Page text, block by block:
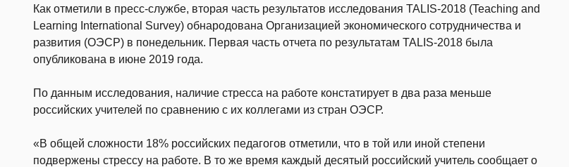
Как отметили в пресс-службе, вторая часть результатов исследования TALIS-2018 (Teaching and
Learning International Survey) обнародована Организацией экономического сотрудничества и
развития (ОЭСР) в понедельник. Первая часть отчета по результатам TALIS-2018 была
опубликована в июне 2019 года.
По данным исследования, наличие стресса на работе констатирует в два раза меньше
российских учителей по сравнению с их коллегами из стран ОЭСР.
«В общей сложности 18% российских педагогов отметили, что в той или иной степени
подвержены стрессу на работе. В то же время каждый десятый российский учитель сообщает о